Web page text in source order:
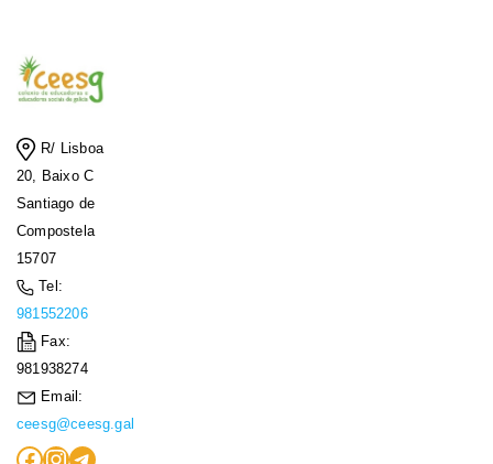
R/ Lisboa
20, Baixo C
Santiago de
Compostela
15707
Tel:
981552206
Fax:
981938274
Email:
ceesg@ceesg.gal
Facebook
Instagram
Telegram